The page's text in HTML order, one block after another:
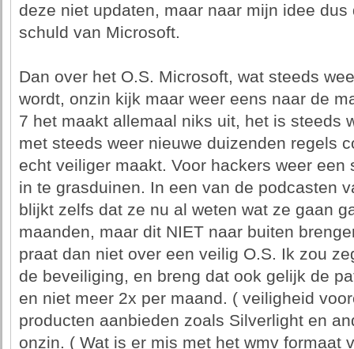
deze niet updaten, maar naar mijn idee dus
schuld van Microsoft.
Dan over het O.S. Microsoft, wat steeds
wordt, onzin kijk maar weer eens naar de
7 het maakt allemaal niks uit, het is steeds
met steeds weer nieuwe duizenden regels
echt veiliger maakt. Voor hackers weer
in te grasduinen. In een van de podcasten
blijkt zelfs dat ze nu al weten wat ze gaan
maanden, maar dit NIET naar buiten
praat dan niet over een veilig O.S. Ik zou
de beveiliging, en breng dat ook gelijk de
en niet meer 2x per maand. ( veiligheid
producten aanbieden zoals Silverlight en
onzin. ( Wat is er mis met het wmv formaat